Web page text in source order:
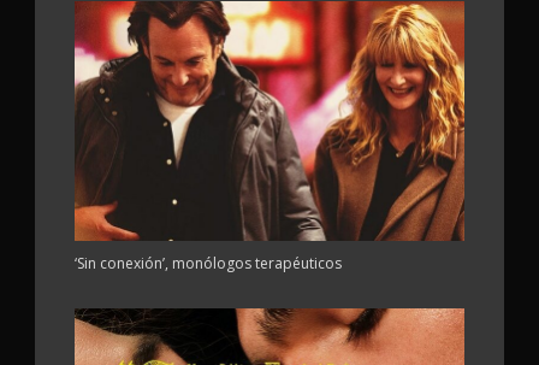
‘Sin conexión’, monólogos terapéuticos